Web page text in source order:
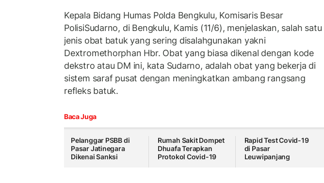
Kepala Bidang Humas Polda Bengkulu, Komisaris Besar
PolisiSudarno, di Bengkulu, Kamis (11/6), menjelaskan, salah satu
jenis obat batuk yang sering disalahgunakan yakni
Dextromethorphan Hbr. Obat yang biasa dikenal dengan kode
dekstro atau DM ini, kata Sudarno, adalah obat yang bekerja di
sistem saraf pusat dengan meningkatkan ambang rangsang
refleks batuk.
Baca Juga
Pelanggar PSBB di
Pasar Jatinegara
Dikenai Sanksi
Rumah Sakit Dompet
Dhuafa Terapkan
Protokol Covid-19
Rapid Test Covid-19
di Pasar
Leuwipanjang